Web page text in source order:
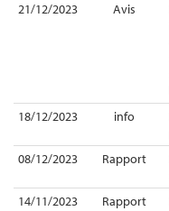
21/12/2023
Avis
18/12/2023
info
08/12/2023
Rapport
14/11/2023
Rapport